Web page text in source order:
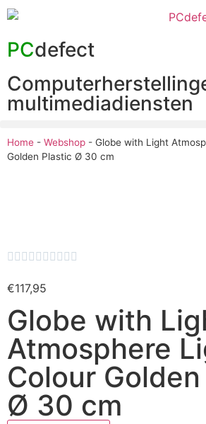
PCdefect
multimediadiensten
Home - Webshop - Globe with Light
Golden Plastic Ø 30 cm
         
€117,95
Globe with
Atmosphere
Colour
Ø 30 cm